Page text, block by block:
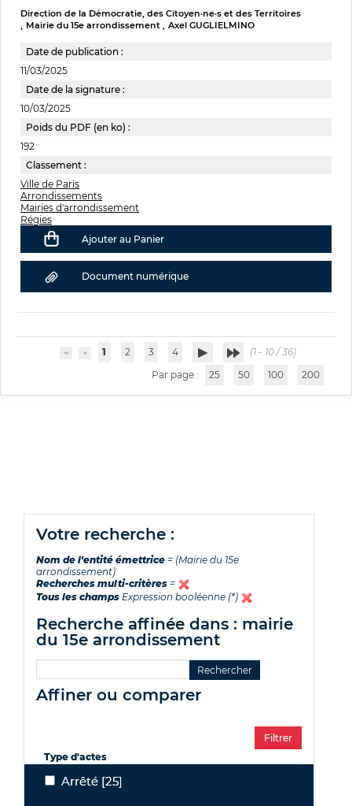
Direction de la Démocratie, des Citoyen·ne·s et des Territoires
Mairie du 15e arrondissement
Axel GUGLIELMINO
Date de publication :
11/03/2025
Date de la signature :
10/03/2025
Poids du PDF (en ko) :
192
Classement :
Ville de Paris
Arrondissements
Mairies d'arrondissement
Régies
Ajouter au Panier
Document numérique
1 2 3 4
(1 - 10 / 36)
Par page :
25 50 100 200
votre recherche :
Nom de l'entité émettrice = (Mairie du 15e
arrondissement)
Recherches multi-critères =
Tous les champs Expression booléenne (*)
recherche affinée dans : mairie
du 15e arrondissement
affiner ou comparer
Type d'actes
ArrêtéArrêté [25]